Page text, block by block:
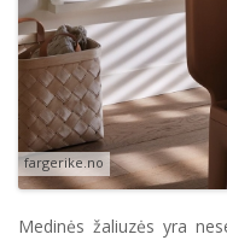
fargerike.no
Medinės žaliuzės yra